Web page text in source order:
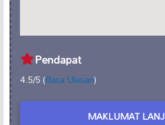
Pendapat
4.5/5 (Baca Ulasan)
MAKLUMAT